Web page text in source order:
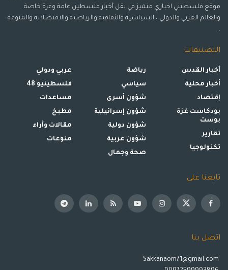
موقع فلسطيني اخباري متميز في نقل أخبار فلسطين عامة وغزة خاصة
والعالم العربي والدولي ، السياسية والثقافية والرياضية والاقتصادية والمنوعة
.
التصنيفات
أخبار القدس
أخبار محلية
إقتصاد
بودكاست غزة
بوست
تقارير
تكنولوجيا
رياضة
سياسي
شؤون أسرى
شؤون إسرائيلية
شؤون دولية
شؤون عربية
صحة وجمال
عربي ودولي
فلسطينيو 48
مساعدات
مطبخ
مقالات وأراء
منوعات
تابعنا على
اتصل بنا
Sakkanaom71@gmail.com